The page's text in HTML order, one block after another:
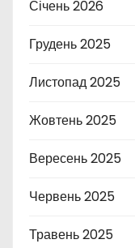
Січень 2026
Грудень 2025
Листопад 2025
Жовтень 2025
Вересень 2025
Червень 2025
Травень 2025